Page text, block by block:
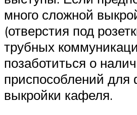
много сложной
(отверстия под
трубных
позаботиться о
приспособлений для
выкройки кафеля.